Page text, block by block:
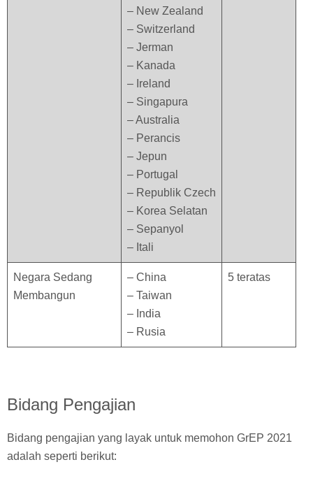
– New Zealand
– Switzerland
– Jerman
– Kanada
– Ireland
– Singapura
– Australia
– Perancis
– Jepun
– Portugal
– Republik Czech
– Korea Selatan
– Sepanyol
– Itali
Negara Sedang
Membangun
– China
– Taiwan
– India
– Rusia
5 teratas
Bidang Pengajian
Bidang pengajian yang layak untuk memohon GrEP 2021
adalah seperti berikut: